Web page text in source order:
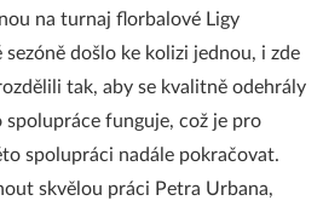
na turnaj florbalové Ligy
došlo ke kolizi jednou, i zde
tak, aby se kvalitně odehrály
funguje, což je pro
spolupráci nadále pokračovat.
skvělou práci Petra Urbana,